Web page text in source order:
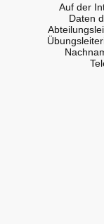
Auf der
Daten